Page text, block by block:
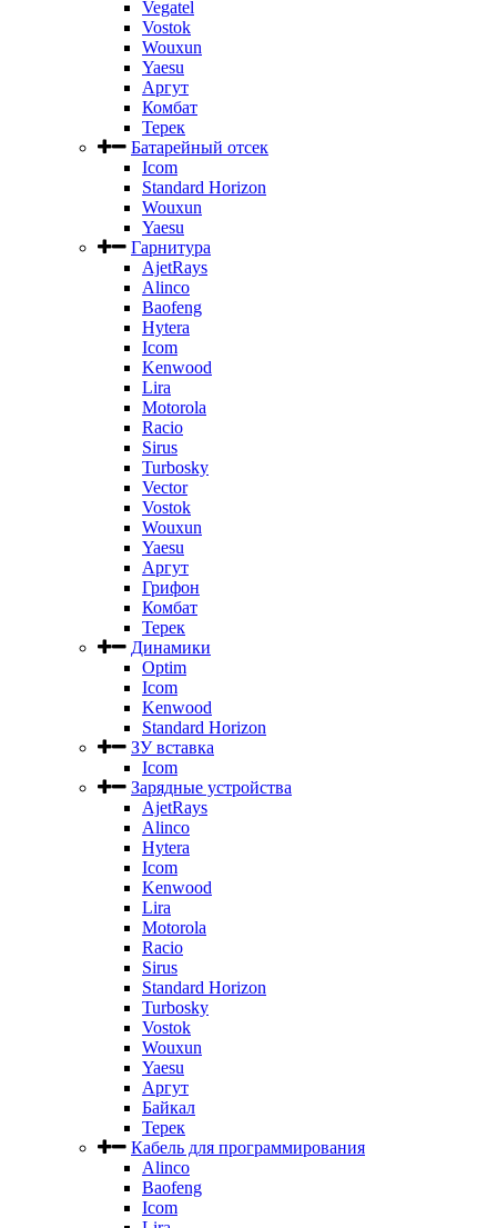
Vegatel
Vostok
Wouxun
Yaesu
Аргут
Комбат
Терек
Батарейный отсек
Icom
Standard Horizon
Wouxun
Yaesu
Гарнитура
AjetRays
Alinco
Baofeng
Hytera
Icom
Kenwood
Lira
Motorola
Racio
Sirus
Turbosky
Vector
Vostok
Wouxun
Yaesu
Аргут
Грифон
Комбат
Терек
Динамики
Optim
Icom
Kenwood
Standard Horizon
ЗУ вставка
Icom
Зарядные устройства
AjetRays
Alinco
Hytera
Icom
Kenwood
Lira
Motorola
Racio
Sirus
Standard Horizon
Turbosky
Vostok
Wouxun
Yaesu
Аргут
Байкал
Терек
Кабель для программирования
Alinco
Baofeng
Icom